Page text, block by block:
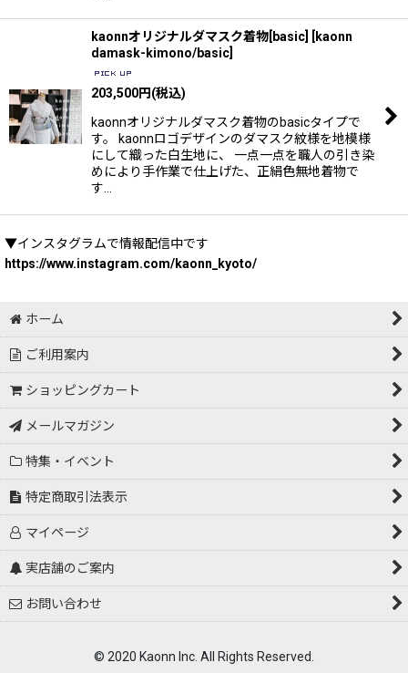
kaonnオリジナルダマスク着物[basic]
kaonn
damask-kimono/basic
203,500円(税込)
kaonnオリジナルダマスク着物のbasicタイプで
す。 kaonnロゴデザインのダマスク紋様を地模様
にして織った白生地に、 一点一点を職人の引き染
めにより手作業で仕上げた、正絹色無地着物で
す…
▼インスタグラムで情報配信中です
https://www.instagram.com/kaonn_kyoto/
ホーム
ご利用案内
ショッピングカート
メールマガジン
特集・イベント
特定商取引法表示
マイページ
実店舗のご案内
お問い合わせ
© 2020 Kaonn Inc. All Rights Reserved.